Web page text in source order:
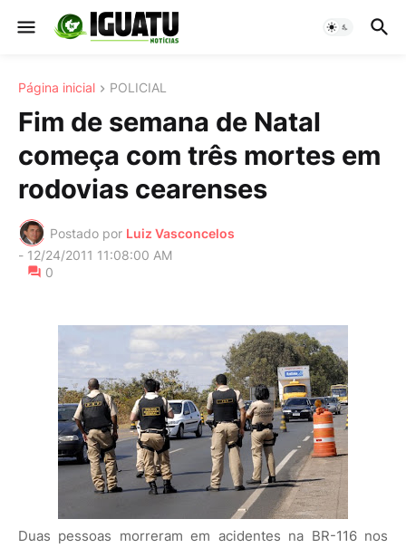
Página inicial POLICIAL
Fim de semana de Natal
começa com três mortes em
rodovias cearenses
Postado por Luiz Vasconcelos
- 12/24/2011 11:08:00 AM
0
Duas pessoas morreram em acidentes na BR-116 nos